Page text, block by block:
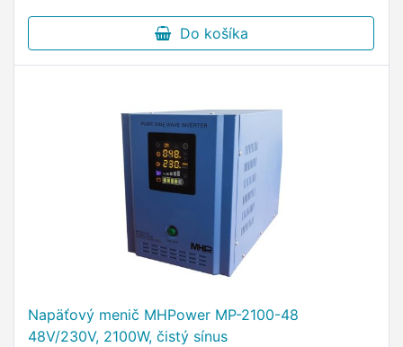
Do košíka
Napäťový menič MHPower MP-2100-48
48V/230V, 2100W, čistý sínus